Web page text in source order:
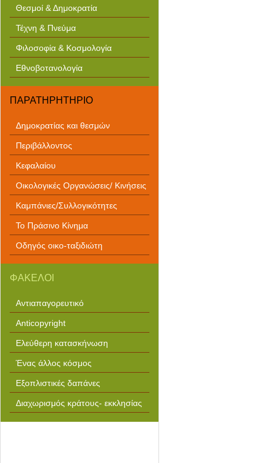
Θεσμοί & Δημοκρατία
Τέχνη & Πνεύμα
Φιλοσοφία & Κοσμολογία
Εθνοβοτανολογία
ΠΑΡΑΤΗΡΗΤΗΡΙΟ
Δημοκρατίας και θεσμών
Περιβάλλοντος
Κεφαλαίου
Οικολογικές Οργανώσεις/ Κινήσεις
Καμπάνιες/Συλλογικότητες
Το Πράσινο Κίνημα
Οδηγός οικο-ταξιδιώτη
ΦΑΚΕΛΟΙ
Αντιαπαγορευτικό
Anticopyright
Ελεύθερη κατασκήνωση
Ένας άλλος κόσμος
Εξοπλιστικές δαπάνες
Διαχωρισμός κράτους- εκκλησίας